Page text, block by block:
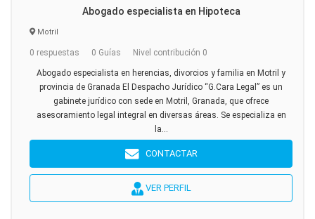
Abogado especialista en Hipoteca
Motril
0 respuestas 0 Guías Nivel contribución 0
Abogado especialista en herencias, divorcios y familia en Motril y
provincia de Granada El Despacho Jurídico “G.Cara Legal” es un
gabinete jurídico con sede en Motril, Granada, que ofrece
asesoramiento legal integral en diversas áreas. Se especializa en
la...
CONTACTAR
VER PERFIL